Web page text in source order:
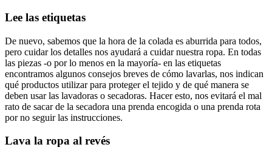
Lee las etiquetas
De nuevo, sabemos que la hora de la colada es aburrida para todos,
pero cuidar los detalles nos ayudará a cuidar nuestra ropa. En todas
las piezas -o por lo menos en la mayoría- en las etiquetas
encontramos algunos consejos breves de cómo lavarlas, nos indican
qué productos utilizar para proteger el tejido y de qué manera se
deben usar las lavadoras o secadoras. Hacer esto, nos evitará el mal
rato de sacar de la secadora una prenda encogida o una prenda rota
por no seguir las instrucciones.
Lava la ropa al revés